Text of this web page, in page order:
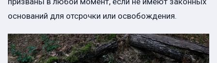
оснований для отсрочки или освобождения.